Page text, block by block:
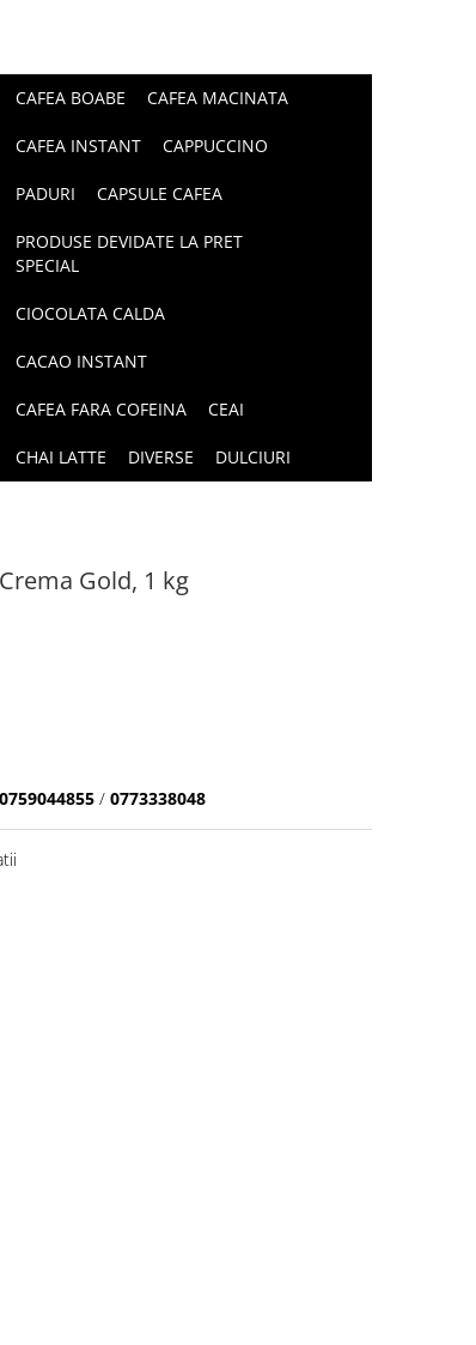
CAFEA BOABE CAFEA MACINATA
CAFEA INSTANT CAPPUCCINO
PADURI CAPSULE CAFEA
PRODUSE DEVIDATE LA PRET
SPECIAL
CIOCOLATA CALDA
CACAO INSTANT
CAFEA FARA COFEINA CEAI
CHAI LATTE DIVERSE DULCIURI
Gold, 1 kg
0759044855 / 0773338048